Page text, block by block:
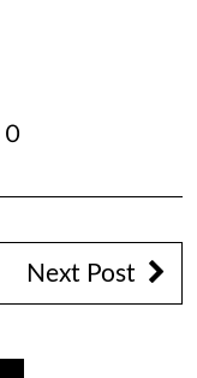
0
Next Post